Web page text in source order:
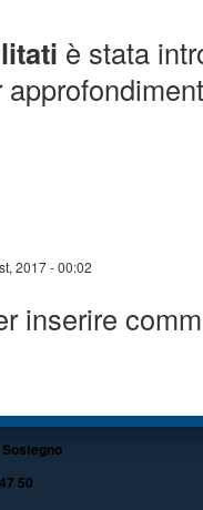
è stata
2017 - 00:02
inserire
50